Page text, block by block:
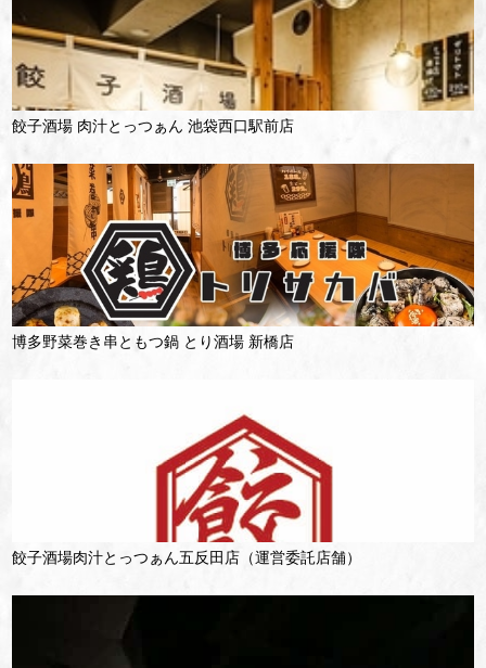
餃子酒場 肉汁とっつぁん 池袋西口駅前店
博多野菜巻き串ともつ鍋 とり酒場 新橋店
餃子酒場肉汁とっつぁん五反田店（運営委託店舗）